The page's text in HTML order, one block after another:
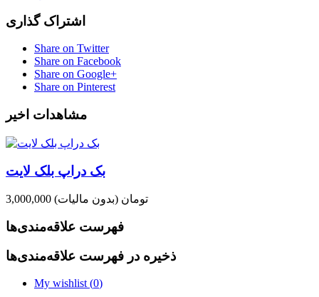
اشتراک گذاری
Share on Twitter
Share on Facebook
Share on Google+
Share on Pinterest
مشاهدات اخیر
بک دراپ بلک لایت
3,000,000 تومان (بدون مالیات)
فهرست علاقه‌مندی‌ها
ذخیره در فهرست علاقه‌مندی‌ها
My wishlist (0)